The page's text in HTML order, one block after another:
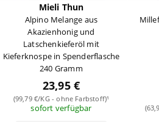
Mieli Thun
Alpino Melange aus
Akazienhonig und
Latschenkieferöl mit
Kieferknospe in Spenderflasche
240 Gramm
23,95 €
(99,79 €/KG - ohne Farbstoff)¹
sofort verfügbar